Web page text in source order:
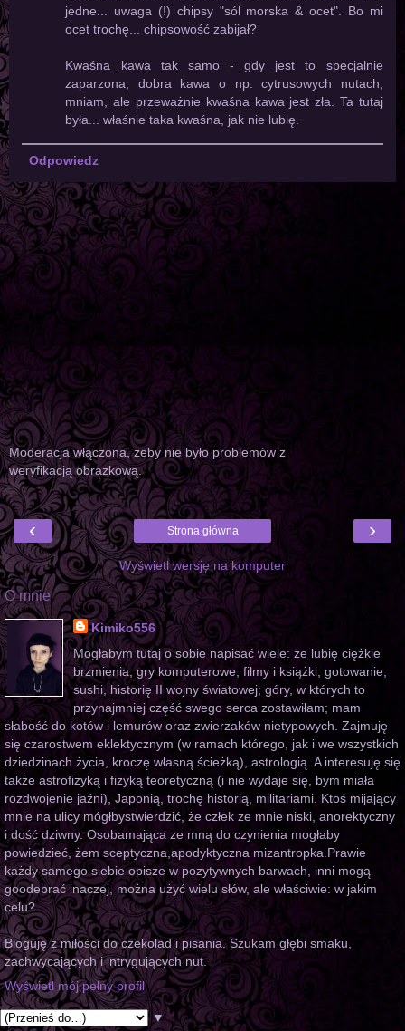
jedne... uwaga (!) chipsy "sól morska & ocet". Bo mi
ocet trochę... chipsowość zabijał?
Kwaśna kawa tak samo - gdy jest to specjalnie
zaparzona, dobra kawa o np. cytrusowych nutach,
mniam, ale przeważnie kwaśna kawa jest zła. Ta tutaj
była... właśnie taka kwaśna, jak nie lubię.
Odpowiedz
Moderacja włączona, żeby nie było problemów z
weryfikacją obrazkową.
‹ ›
Strona główna
Wyświetl wersję na komputer
O mnie
Kimiko556
Mogłabym tutaj o sobie napisać wiele: że lubię ciężkie
brzmienia, gry komputerowe, filmy i książki, gotowanie,
sushi, historię II wojny światowej; góry, w których to
przynajmniej część swego serca zostawiłam; mam
słabość do kotów i lemurów oraz zwierzaków nietypowych. Zajmuję
się czarostwem eklektycznym (w ramach którego, jak i we wszystkich
dziedzinach życia, kroczę własną ścieżką), astrologią. A interesuję się
także astrofizyką i fizyką teoretyczną (i nie wydaje się, bym miała
rozdwojenie jaźni), Japonią, trochę historią, militariami. Ktoś mijający
mnie na ulicy mógłbystwierdzić, że człek ze mnie niski, anorektyczny
i dość dziwny. Osobamająca ze mną do czynienia mogłaby
powiedzieć, żem sceptyczna,apodyktyczna mizantropka.Prawie
każdy samego siebie opisze w pozytywnych barwach, inni mogą
goodebrać inaczej, można użyć wielu słów, ale właściwie: w jakim
celu?
Bloguję z miłości do czekolad i pisania. Szukam głębi smaku,
zachwycających i intrygujących nut.
Wyświetl mój pełny profil
▼